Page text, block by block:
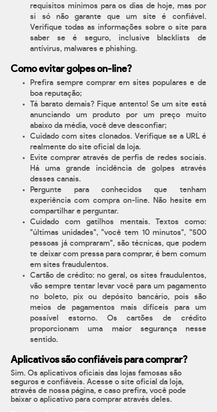
requisitos mínimos para os dias de hoje, mas por
si só não garante que um site é confiável.
Verifique todas as informações sobre o site para
saber se é seguro, inclusive blacklists de
antívirus, malwares e phishing.
Como evitar golpes on-line?
Prefira sempre comprar em sites populares e de
boa reputação;
Tá barato demais? Fique antento! Se um site está
anunciando um produto por um preço muito
abaixo da média, você deve desconfiar;
Cuidado com sites clonados. Verifique se a URL é
realmente do site oficial da loja.
Evite comprar através de perfis de redes sociais.
Há uma grande incidência de golpes através
desses canais.
Pergunte para conhecidos que tenham
experiência com compra on-line. Não hesite em
compartilhar e perguntar.
Cuidado com gatilhos mentais. Textos como:
"últimas unidades", "você tem 10 minutos", "500
pessoas já compraram", são técnicas, que podem
te deixar com pressa para comprar, é bem comum
em sites fraudulentos.
Cartão de crédito: no geral, os sites fraudulentos,
vão sempre tentar levar você para um pagamento
no boleto, pix ou depósito bancário, pois são
meios de pagamentos mais difíceis para um
possível estorno. Os cartões de crédito
proporcionam uma maior segurança nesse
sentido.
Aplicativos são confiáveis para comprar?
Sim. Os aplicativos oficiais das lojas famosas são
seguros e confiáveis. Acesse o site oficial da loja,
através de nossa página, e caso prefira, você pode
baixar o aplicativo para comprar através deles.